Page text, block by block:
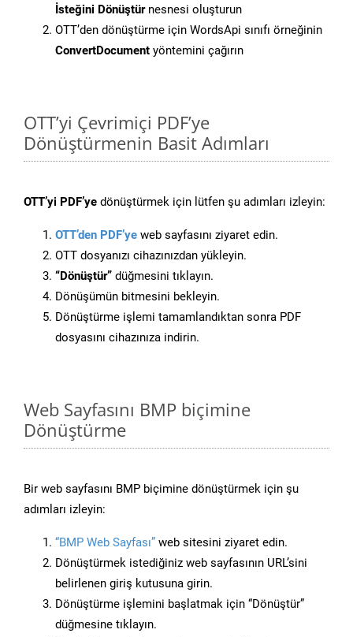
İsteğini Dönüştürnesnesi oluşturun
OTT’den dönüştürme için WordsApi sınıfı örneğinin
ConvertDocument yöntemini çağırın
OTT’yi Çevrimiçi PDF’ye
Dönüştürmenin Basit Adımları
OTT’yi PDF’ye dönüştürmek için lütfen şu adımları izleyin:
OTT’den PDF’ye web sayfasını ziyaret edin.
OTT dosyanızı cihazınızdan yükleyin.
“Dönüştür” düğmesini tıklayın.
Dönüşümün bitmesini bekleyin.
Dönüştürme işlemi tamamlandıktan sonra PDF
dosyasını cihazınıza indirin.
Web Sayfasını BMP biçimine
Dönüştürme
Bir web sayfasını BMP biçimine dönüştürmek için şu
adımları izleyin:
“BMP Web Sayfası” web sitesini ziyaret edin.
Dönüştürmek istediğiniz web sayfasının URL’sini
belirlenen giriş kutusuna girin.
Dönüştürme işlemini başlatmak için “Dönüştür”
düğmesine tıklayın.